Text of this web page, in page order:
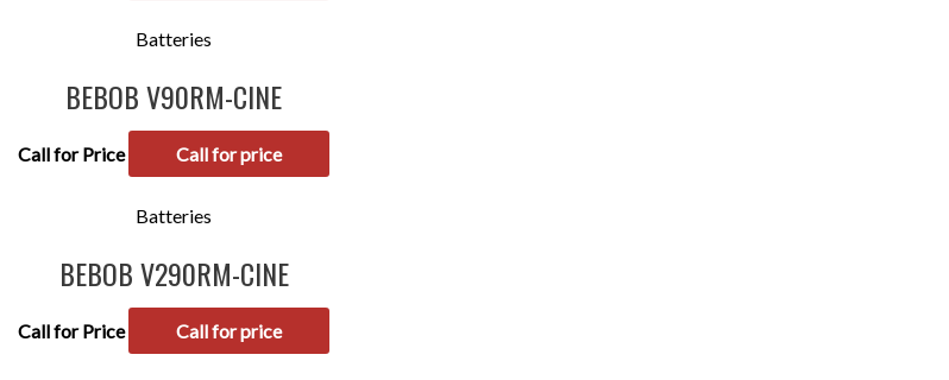
Batteries
BEBOB V90RM-CINE
Call for Price Call for price
Batteries
BEBOB V290RM-CINE
Call for Price Call for price